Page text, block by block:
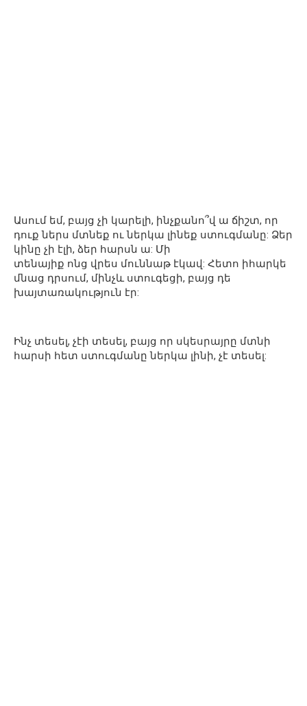
Ասում եմ, բայց չի կարելի, ինչքանո՞վ ա ճիշտ, որ
դուք ներս մտնեք ու ներկա լինեք ստուգմանը: Ձեր
կինը չի էլի, ձեր հարսն ա: Մի
տենայիք ոնց վրես մուննաթ էկավ: Հետո իհարկե
մնաց դրսում, մինչև ստուգեցի, բայց դե
խայտառակություն էր:
Ինչ տեսել, չէի տեսել, բայց որ սկեսրայրը մտնի
հարսի հետ ստուգմանը ներկա լինի, չէ տեսել: